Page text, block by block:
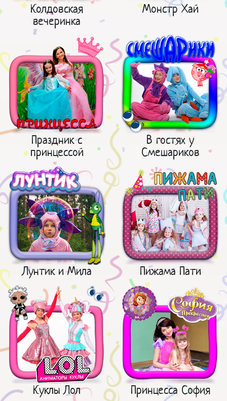
Колдовская
вечеринка
Монстр Хай
Праздник с
принцессой
В гостях у
Смешариков
Лунтик и Мила Пижама Пати
Куклы Лол Принцесса София